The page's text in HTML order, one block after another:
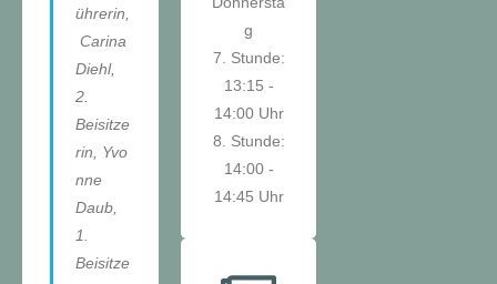
g
7. Stunde:
13:15 -
14:00 Uhr
8. Stunde:
14:00 -
14:45 Uhr
ührerin,
Carina
Diehl,
2.
Beisitze
rin, Yvo
nne
Daub,
1.
Beisitze